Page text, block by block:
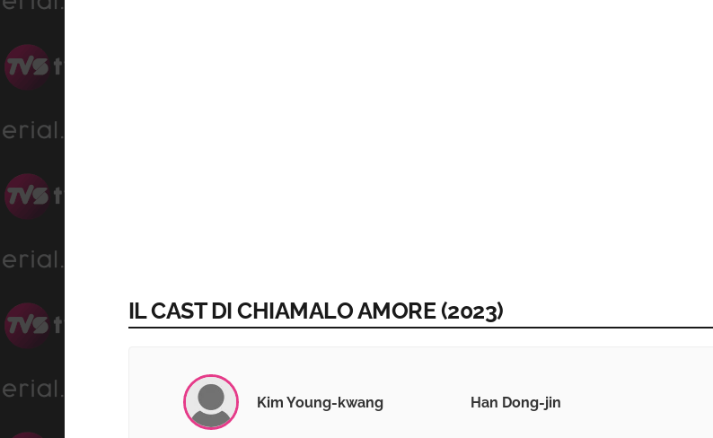
IL CAST DI CHIAMALO AMORE (2023)
Kim Young-kwang Han Dong-jin